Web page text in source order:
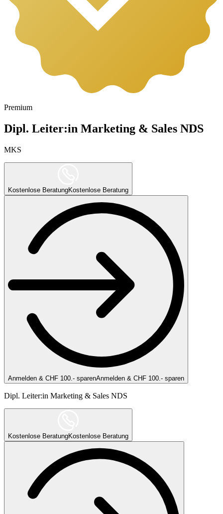
Premium
Dipl. Leiter:in Marketing & Sales NDS
MKS
Kostenlose BeratungKostenlose Beratung
Anmelden & CHF 100.- sparenAnmelden & CHF 100.- sparen
Dipl. Leiter:in Marketing & Sales NDS
Kostenlose BeratungKostenlose Beratung